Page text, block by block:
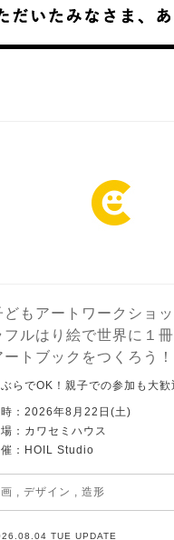
どもアートワークショ
フルはり絵で世界に１
ートブックをつくろう
らでOK！親子での参加も大歓
時：2026年8月22日(土)
：カワセミハウス
催：HOIL Studio
, デザイン , 造形
TUE UPDATE